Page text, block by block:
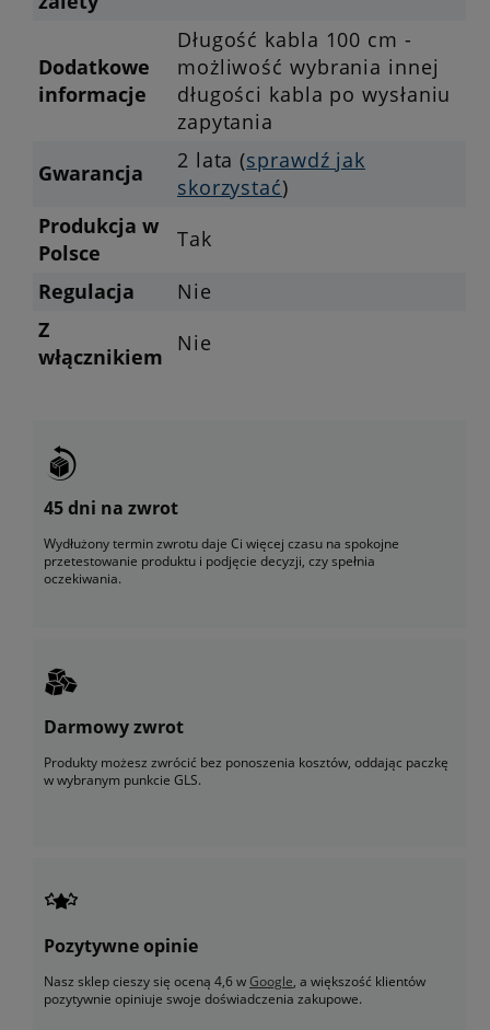
Dodatkowe
informacje
Długość kabla 100 cm -
możliwość wybrania innej
długości kabla po wysłaniu
zapytania
Gwarancja
2 lata (sprawdź jak
skorzystać)
Produkcja w
Polsce
Tak
Regulacja
Nie
Z
włącznikiem
Nie
45 dni na zwrot
Wydłużony termin zwrotu daje Ci więcej czasu na spokojne
przetestowanie produktu i podjęcie decyzji, czy spełnia
oczekiwania.
Darmowy zwrot
Produkty możesz zwrócić bez ponoszenia kosztów, oddając paczkę
w wybranym punkcie GLS.
Pozytywne opinie
Nasz sklep cieszy się oceną 4,6 wGoogle, a większość klientów
pozytywnie opiniuje swoje doświadczenia zakupowe.